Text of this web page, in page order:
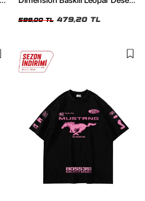
Tshirt
599,00 TL 479,20 TL